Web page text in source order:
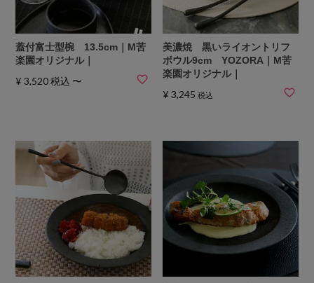
蓋付富士型椀 13.5cm｜M苦
楽園オリジナル｜
¥ 3,520 税込 〜
美濃焼 黒いライオントリフ
ボウル9cm YOZORA｜M苦
楽園オリジナル｜
¥ 3,245 税込